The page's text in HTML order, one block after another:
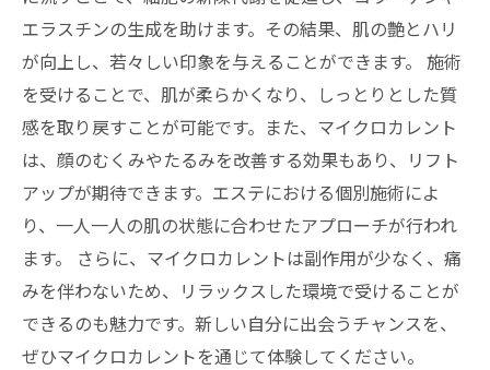
エラスチンの生成を助けます。その結果、肌の艶とハリ
が向上し、若々しい印象を与えることができます。 施術
を受けることで、肌が柔らかくなり、しっとりとした質
感を取り戻すことが可能です。また、マイクロカレント
は、顔のむくみやたるみを改善する効果もあり、リフト
アップが期待できます。エステにおける個別施術によ
り、一人一人の肌の状態に合わせたアプローチが行われ
ます。 さらに、マイクロカレントは副作用が少なく、痛
みを伴わないため、リラックスした環境で受けることが
できるのも魅力です。新しい自分に出会うチャンスを、
ぜひマイクロカレントを通じて体験してください。